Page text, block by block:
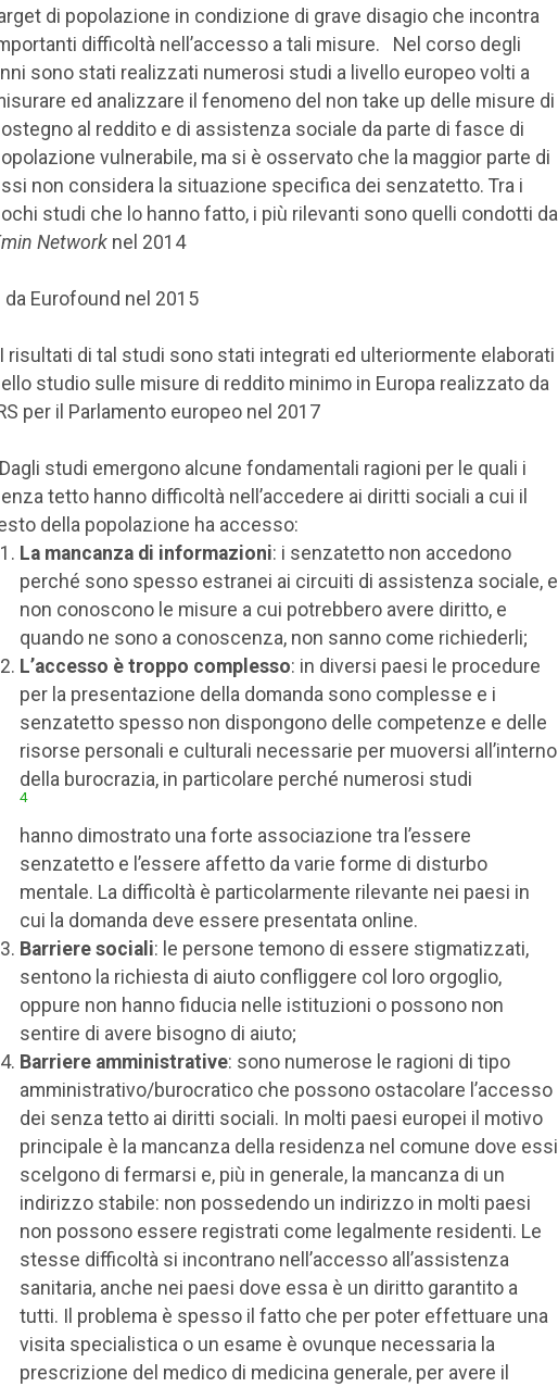
di popolazione in condizione di grave disagio che incontra
difficoltà nell’accesso a tali misure. Nel corso degli
sono stati realizzati numerosi studi a livello europeo volti a
ed analizzare il fenomeno del non take up delle misure di
al reddito e di assistenza sociale da parte di fasce di
vulnerabile, ma si è osservato che la maggior parte di
non considera la situazione specifica dei senzatetto. Tra i
studi che lo hanno fatto, i più rilevanti sono quelli condotti da
Networknel 2014
da Eurofound nel 2015
risultati di tal studi sono stati integrati ed ulteriormente elaborati
studio sulle misure di reddito minimo in Europa realizzato da
per il Parlamento europeo nel 2017
studi emergono alcune fondamentali ragioni per le quali i
tetto hanno difficoltà nell’accedere ai diritti sociali a cui il
della popolazione ha accesso:
La mancanza di informazioni: i senzatetto non accedono
perché sono spesso estranei ai circuiti di assistenza sociale, e
non conoscono le misure a cui potrebbero avere diritto, e
quando ne sono a conoscenza, non sanno come richiederli;
L’accesso è troppo complesso: in diversi paesi le procedure
per la presentazione della domanda sono complesse e i
senzatetto spesso non dispongono delle competenze e delle
risorse personali e culturali necessarie per muoversi all’interno
della burocrazia, in particolare perché numerosi studi
4
hanno dimostrato una forte associazione tra l’essere
senzatetto e l’essere affetto da varie forme di disturbo
mentale. La difficoltà è particolarmente rilevante nei paesi in
cui la domanda deve essere presentata online.
Barriere sociali: le persone temono di essere stigmatizzati,
sentono la richiesta di aiuto confliggere col loro orgoglio,
oppure non hanno fiducia nelle istituzioni o possono non
sentire di avere bisogno di aiuto;
Barriere amministrative: sono numerose le ragioni di tipo
amministrativo/burocratico che possono ostacolare l’accesso
dei senza tetto ai diritti sociali. In molti paesi europei il motivo
principale è la mancanza della residenza nel comune dove essi
scelgono di fermarsi e, più in generale, la mancanza di un
indirizzo stabile: non possedendo un indirizzo in molti paesi
non possono essere registrati come legalmente residenti. Le
stesse difficoltà si incontrano nell’accesso all’assistenza
sanitaria, anche nei paesi dove essa è un diritto garantito a
tutti. Il problema è spesso il fatto che per poter effettuare una
visita specialistica o un esame è ovunque necessaria la
prescrizione del medico di medicina generale, per avere il